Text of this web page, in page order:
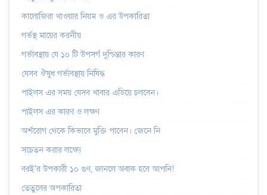
কালোজিরা খাওয়ার নিয়ম ও এর উপকারিতা
গর্ভস্থ মায়ের করনীয়
গর্ভাবস্থায় যে ১০ টি উপসর্গ দুশ্চিন্তার কারণ
যেসব ঔষুধ গর্ভাবস্থায় নিষিদ্ধ
পাইলস এর সময় যেসব খাবার এডিয়ে চলবেন।
পাইলস এর কারণ ও লক্ষণ
অর্শরোগ থেকে কিভাবে মুক্তি পাবেন। জেনে নি
সচেতন করার লক্ষ্যে
বরই'র উপকারী ১০ গুণ, জানলে অবাক হবে আপনি!
তেতুলের অপকারিতা